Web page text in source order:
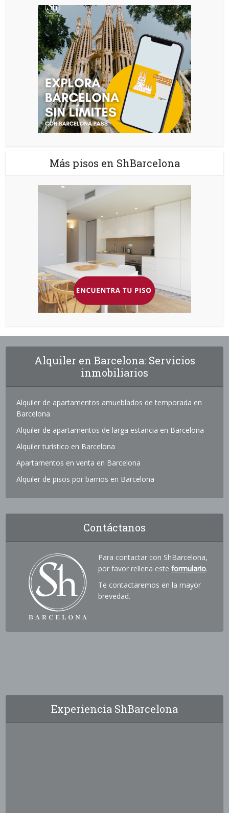
Más pisos en ShBarcelona
Alquiler en Barcelona: Servicios
inmobiliarios
Alquiler de apartamentos amueblados de temporada en
Barcelona
Alquiler de apartamentos de larga estancia en Barcelona
Alquiler turístico en Barcelona
Apartamentos en venta en Barcelona
Alquiler de pisos por barrios en Barcelona
Contáctanos
Para contactar con ShBarcelona,
por favor rellena esteformulario.
Te contactaremos en la mayor
brevedad.
Experiencia ShBarcelona